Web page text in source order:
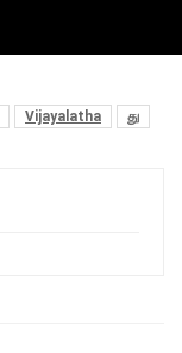
Vijayalatha து